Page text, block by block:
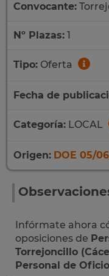
Convocante:
Nº Plazas: 1
Tipo: Oferta
Fecha de
Categoría: LOCAL
Origen: DOE 05/
Infórmate ahora
oposiciones de
Torrejoncillo
Personal de